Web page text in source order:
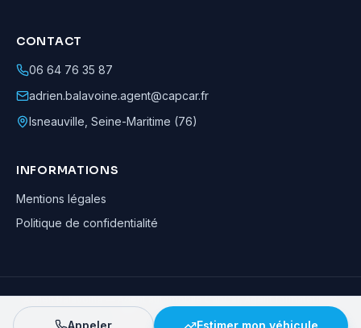
CONTACT
06 64 76 35 87
adrien.balavoine.agent@capcar.fr
Isneauville Seine-Maritime (76)
INFORMATIONS
Mentions légales
Politique de confidentialité
Adrien Balavoine—Agent automobile CapCar, Agent formateur· ©
· Tous droits réservés
Appeler Estimer mon véhicule